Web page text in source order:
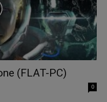
(FLAT-PC)
0